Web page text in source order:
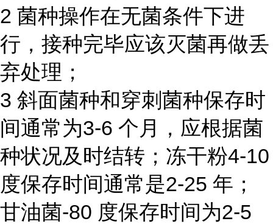
2 菌种操作在无菌条件下进
行，接种完毕应该灭菌再做丢
弃处理；
3 斜面菌种和穿刺菌种保存时
间通常为3-6 个月，应根据菌
种状况及时结转；冻干粉4-10
度保存时间通常是2-25 年；
甘油菌-80 度保存时间为2-5